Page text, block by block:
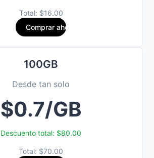
Total: $16.00
Comprar ahora
100GB
Desde tan solo
$0.7/GB
Descuento total: $80.00
Total: $70.00